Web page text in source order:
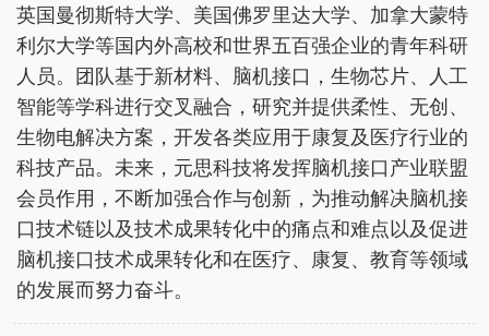
英国曼彻斯特大学、美国佛罗里达大学、加拿大蒙特
利尔大学等国内外高校和世界五百强企业的青年科研
人员。团队基于新材料、脑机接口，生物芯片、人工
智能等学科进行交叉融合，研究并提供柔性、无创、
生物电解决方案，开发各类应用于康复及医疗行业的
科技产品。未来，元思科技将发挥脑机接口产业联盟
会员作用，不断加强合作与创新，为推动解决脑机接
口技术链以及技术成果转化中的痛点和难点以及促进
脑机接口技术成果转化和在医疗、康复、教育等领域
的发展而努力奋斗。